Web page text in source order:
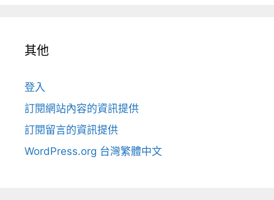
其他
登入
訂閱網站內容的資訊提供
訂閱留言的資訊提供
WordPress.org 台灣繁體中文